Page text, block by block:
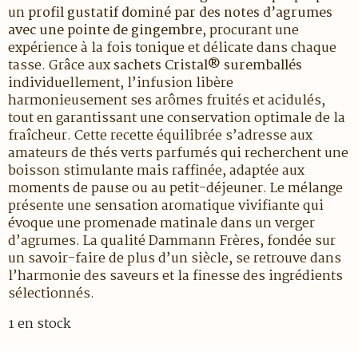
unprofil gustatif dominé par des notes d’agrumes
avec une pointe de gingembre, procurant une
expérience à la fois tonique et délicate dans chaque
tasse. Grâce auxsachets Cristal® suremballés
individuellement, l’infusion libère
harmonieusement ses arômes fruités et acidulés,
tout en garantissant une conservation optimale de la
fraîcheur. Cette recette équilibrée s’adresse aux
amateurs de thés verts parfumés qui recherchent une
boisson stimulante mais raffinée, adaptée aux
moments de pause ou au petit-déjeuner. Le mélange
présente une sensation aromatique vivifiante qui
évoque une promenade matinale dans un verger
d’agrumes. La qualité Dammann Frères, fondée sur
un savoir-faire de plus d’un siècle, se retrouve dans
l’harmonie des saveurs et la finesse des ingrédients
sélectionnés.
1 en stock